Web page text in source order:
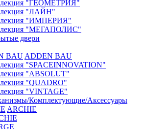
"ГЕОМЕТРИЯ"
"ЛАЙН"
"ИМПЕРИЯ"
"МЕГАПОЛИС"
двери
ADDEN BAU
"SPACEINNOVATION"
"ABSOLUT"
"QUADRO"
"VINTAGE"
Комплектующие/Аксессуары
ARCHIE